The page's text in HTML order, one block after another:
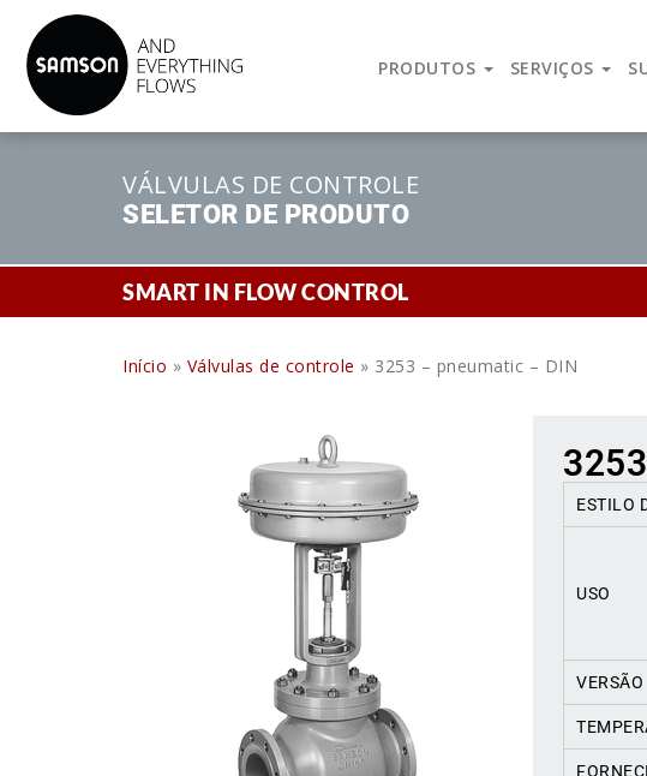
Reconhecida internacionalmente como sinônimo de alta-qualidade de
operadas, Sistemas de Controle e Automatização.
PRODUTOS SERVIÇOS
VÁLVULAS DE CONTROLE
SELETOR DE PRODUTO
SMART IN FLOW CONTROL
Início » Válvulas de controle » 3253 – pneumatic – DIN
ESTILO
USO
VERSÃO